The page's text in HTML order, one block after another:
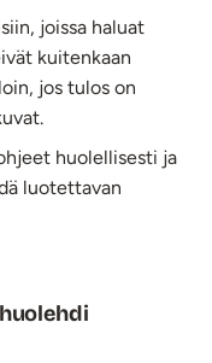
joissa haluat
kuitenkaan
jos tulos on
huolellisesti ja
luotettavan